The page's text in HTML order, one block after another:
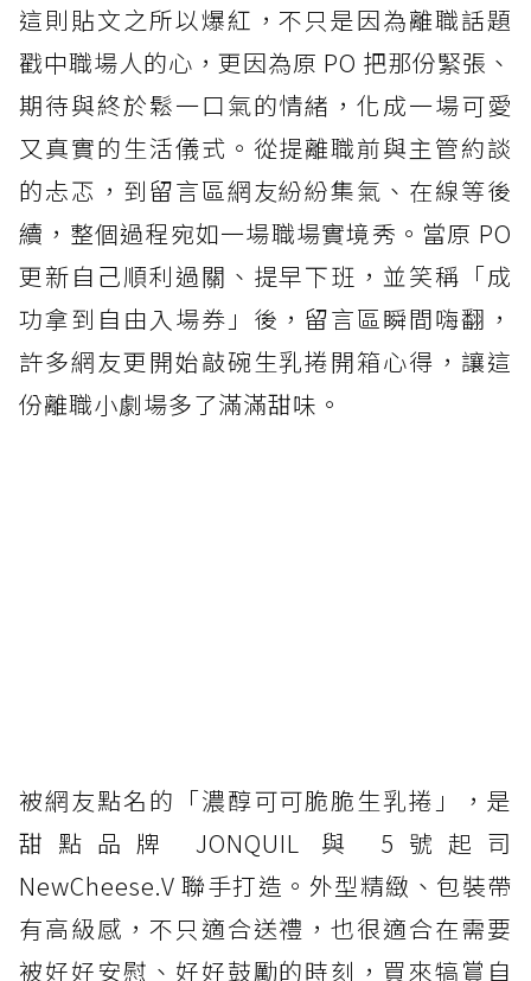
這則貼文之所以爆紅，不只是因為離職話題
戳中職場人的心，更因為原 PO 把那份緊張、
期待與終於鬆一口氣的情緒，化成一場可愛
又真實的生活儀式。從提離職前與主管約談
的忐忑，到留言區網友紛紛集氣、在線等後
續，整個過程宛如一場職場實境秀。當原 PO
更新自己順利過關、提早下班，並笑稱「成
功拿到自由入場券」後，留言區瞬間嗨翻，
許多網友更開始敲碗生乳捲開箱心得，讓這
份離職小劇場多了滿滿甜味。
被網友點名的「濃醇可可脆脆生乳捲」，是
甜點品牌 JONQUIL 與 5號起司
NewCheese.V 聯手打造。外型精緻、包裝帶
有高級感，不只適合送禮，也很適合在需要
被好好安慰、好好鼓勵的時刻，買來犒賞自